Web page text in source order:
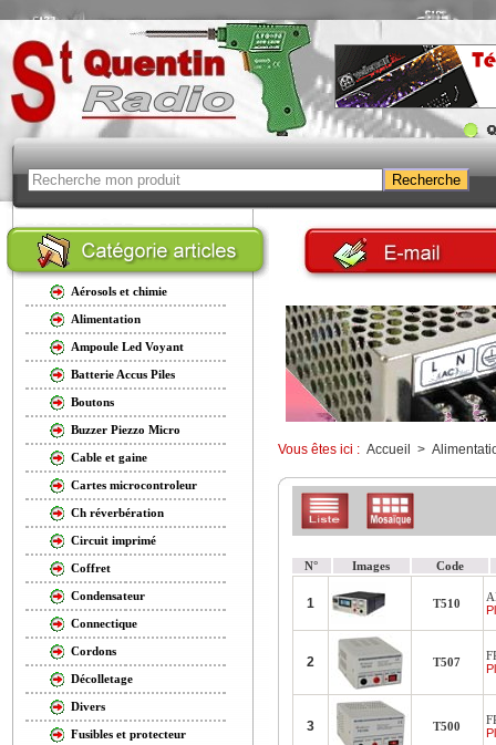
Aérosols et chimie
Alimentation
Ampoule Led Voyant
Batterie Accus Piles
Boutons
Buzzer Piezzo Micro
Cable et gaine
Cartes microcontroleur
Ch réverbération
Circuit imprimé
Coffret
Condensateur
Connectique
Cordons
Décolletage
Divers
Fusibles et protecteur
Vous êtes ici : Accueil >
N° Images Code
1 T510
2 T507
3 T500